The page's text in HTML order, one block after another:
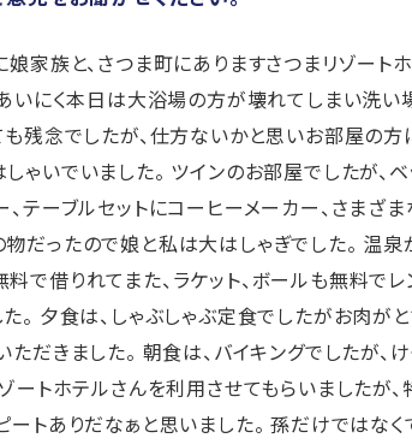
家族と、さつま町にありますさつまリゾート
いにく本日は大浴場の方が壊れてしまい洗い
も残念でしたが、仕方ないかと思いお部屋の
ゃいでいました。 ツインのお部屋でしたが、
、テーブルセットにコーヒーメーカー、さまざ
だったので娘と私は大はしゃぎでした。 温
で借りれてまた、ラケット、ボールも無料で
。 夕食は、しゃぶしゃぶ定食でしたがお肉が
ただきました。 朝食は、バイキングでしたが
ートホテルさんを利用させてもらいましたが
ートありだなぁと思いました。 孫だけではな